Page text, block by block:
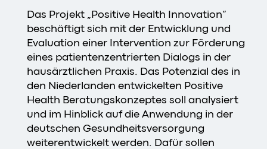
Das Projekt „Positive Health Innovation“
beschäftigt sich mit der Entwicklung und
Evaluation einer Intervention zur Förderung
eines patientenzentrierten Dialogs in der
hausärztlichen Praxis. Das Potenzial des in
den Niederlanden entwickelten Positive
Health Beratungskonzeptes soll analysiert
und im Hinblick auf die Anwendung in der
deutschen Gesundheitsversorgung
weiterentwickelt werden. Dafür sollen